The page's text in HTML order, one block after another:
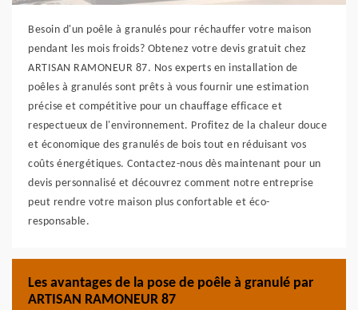
Besoin d'un poêle à granulés pour réchauffer votre maison
pendant les mois froids? Obtenez votre devis gratuit chez
ARTISAN RAMONEUR 87. Nos experts en installation de
poêles à granulés sont prêts à vous fournir une estimation
précise et compétitive pour un chauffage efficace et
respectueux de l'environnement. Profitez de la chaleur douce
et économique des granulés de bois tout en réduisant vos
coûts énergétiques. Contactez-nous dès maintenant pour un
devis personnalisé et découvrez comment notre entreprise
peut rendre votre maison plus confortable et éco-
responsable.
Les avantages de la pose de poêle à granulé par
ARTISAN RAMONEUR 87